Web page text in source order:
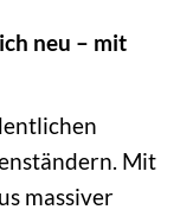
neu – mit
Mit
massiver